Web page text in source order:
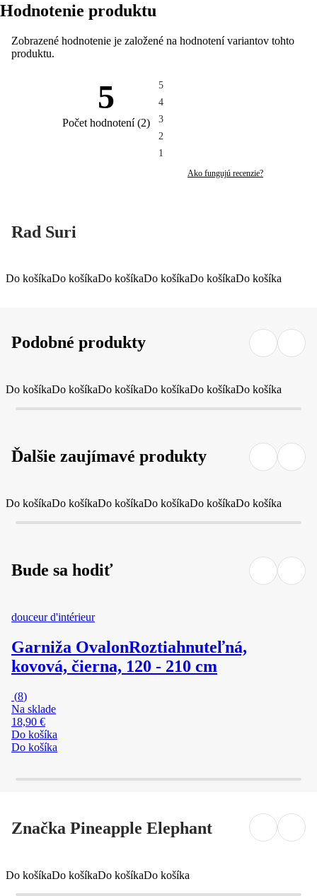
Hodnotenie produktu
Zobrazené hodnotenie je založené na hodnotení variantov tohto
produktu.
5
Počet hodnotení(2)
5
4
3
2
1
Ako fungujú recenzie?
Rad Suri
Do košíkaDo košíkaDo košíkaDo košíkaDo košíkaDo košíka
Podobné produkty
Do košíkaDo košíkaDo košíkaDo košíkaDo košíkaDo košíka
Ďalšie zaujímavé produkty
Do košíkaDo košíkaDo košíkaDo košíkaDo košíkaDo košíka
Bude sa hodiť
douceur d'intérieur
Garniža OvalonRoztiahnuteľná,
kovová, čierna, 120 - 210 cm
(8)
Na sklade
18,90 €
Do košíka
Do košíka
Značka Pineapple Elephant
Do košíkaDo košíkaDo košíkaDo košíka